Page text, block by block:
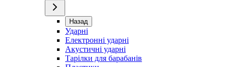
Назад
Ударні
Електронні ударні
Акустичні ударні
Тарілки для барабанів